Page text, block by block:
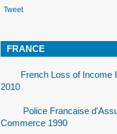
Tweet
FRANCE
French Loss of Income
2010
Police Francaise
Commerce 1990